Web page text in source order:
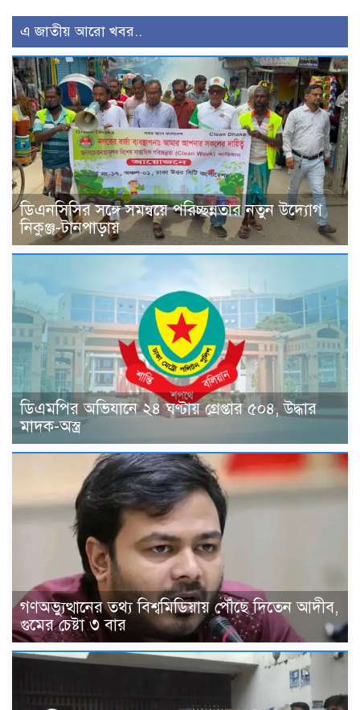
এ জাতীয় আরো খবর..
ডিএনসিসির সঙ্গে সমন্বয়ে পরিচ্ছন্নতার নতুন উদ্যোগ
নিকুঞ্জ-টানপাড়ায়
ডিএমপির অভিযানে ২৪ ঘণ্টায় গ্রেপ্তার ৫০৪, উদ্ধার
মাদক-অস্ত্র
গণঅভ্যুত্থানের তথ্য বিশ্বমিডিয়ায় পৌঁছে দিতেন আদীব,
গুমের চেষ্টা ৩ বার